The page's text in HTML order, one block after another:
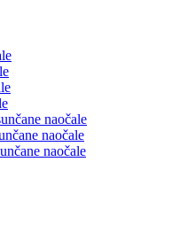
naočale
naočale
naočale